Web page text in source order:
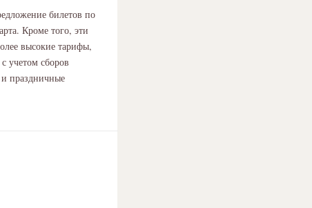
билетов по
Кроме того, эти
высокие тарифы,
учетом сборов
праздничные